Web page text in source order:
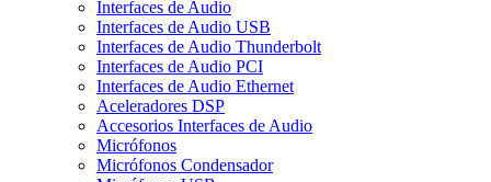
Interfaces de Audio
Interfaces de Audio USB
Interfaces de Audio Thunderbolt
Interfaces de Audio PCI
Interfaces de Audio Ethernet
Aceleradores DSP
Accesorios Interfaces de Audio
Micrófonos
Micrófonos Condensador